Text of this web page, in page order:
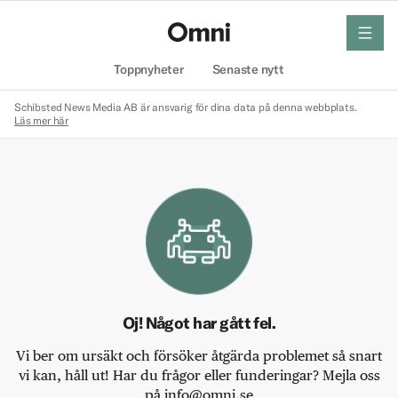
Toppnyheter Senaste nytt
meny
Schibsted News Media AB är ansvarig för dina data på denna webbplats.
Läs mer här
Oj! Något har gått fel.
Vi ber om ursäkt och försöker åtgärda problemet så snart
vi kan, håll ut! Har du frågor eller funderingar? Mejla oss